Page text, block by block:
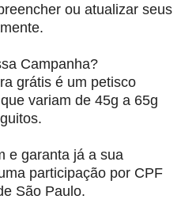
ou atualizar seus
Campanha?
grátis é um petisco
variam de 45g a 65g
e garanta já a sua
participação por CPF
São Paulo.